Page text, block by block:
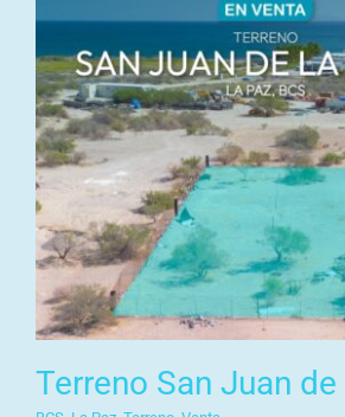
Terreno San Juan